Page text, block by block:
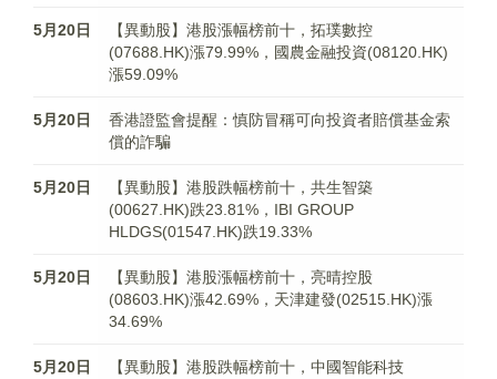
5月20日
【異動股】港股漲幅榜前十，拓璞數控
(07688.HK)漲79.99%，國農金融投資(08120.HK)
漲59.09%
5月20日
香港證監會提醒：慎防冒稱可向投資者賠償基金索
償的詐騙
5月20日
【異動股】港股跌幅榜前十，共生智築
(00627.HK)跌23.81%，IBI GROUP
HLDGS(01547.HK)跌19.33%
5月20日
【異動股】港股漲幅榜前十，亮晴控股
(08603.HK)漲42.69%，天津建發(02515.HK)漲
34.69%
5月20日
【異動股】港股跌幅榜前十，中國智能科技